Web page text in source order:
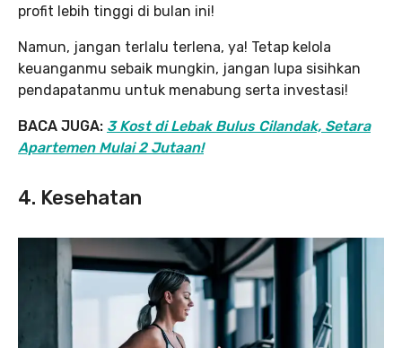
profit lebih tinggi di bulan ini!
Namun, jangan terlalu terlena, ya! Tetap kelola
keuanganmu sebaik mungkin, jangan lupa sisihkan
pendapatanmu untuk menabung serta investasi!
BACA JUGA: 3 Kost di Lebak Bulus Cilandak, Setara
Apartemen Mulai 2 Jutaan!
4. Kesehatan